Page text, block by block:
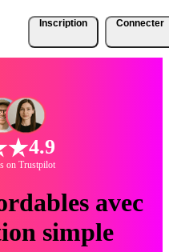
Inscription Connecter
4.9
on Trustpilot
avec
simple